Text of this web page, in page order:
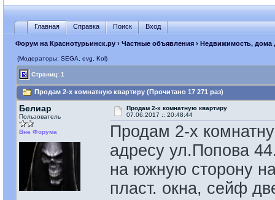
Главная Справка Поиск Вход
Форум на Краснотурьинск.ру› Частные объявления› Недвижимость, дома
(Модераторы: SEGА, evg, Kol)
Страниц: 1
Продам 2-х комнатную квартиру (Прочитано 17 271 раз)
Белиар
Пользователь
Вне Форума
Продам 2-х комнатную квартиру
07.06.2017 :: 20:48:44
Продам 2-х
адресу ул.Попова
на южную сторону
пласт. окна, сейф